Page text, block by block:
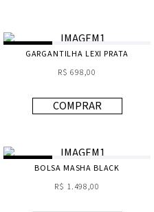
GARGANTILHA LEXI PRATA
R$ 698,00
COMPRAR
BOLSA MASHA BLACK
R$ 1.498,00